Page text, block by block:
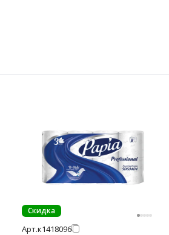
Скидка
Арт.к1418096